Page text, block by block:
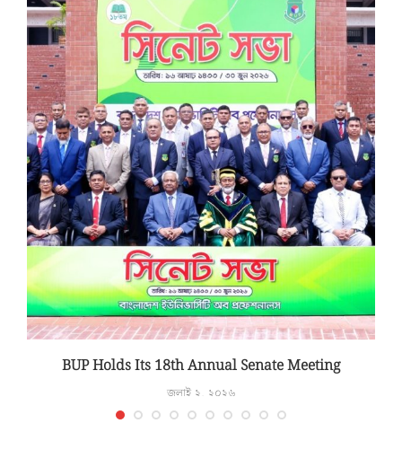
BUP Holds Its 18th Annual Senate Meeting
জুলাই ২, ২০২৬